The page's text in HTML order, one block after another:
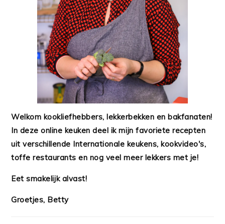
Welkom kookliefhebbers, lekkerbekken en bakfanaten!
In deze online keuken deel ik mijn favoriete recepten
uit verschillende Internationale keukens, kookvideo's,
toffe restaurants en nog veel meer lekkers met je!
Eet smakelijk alvast!
Groetjes, Betty